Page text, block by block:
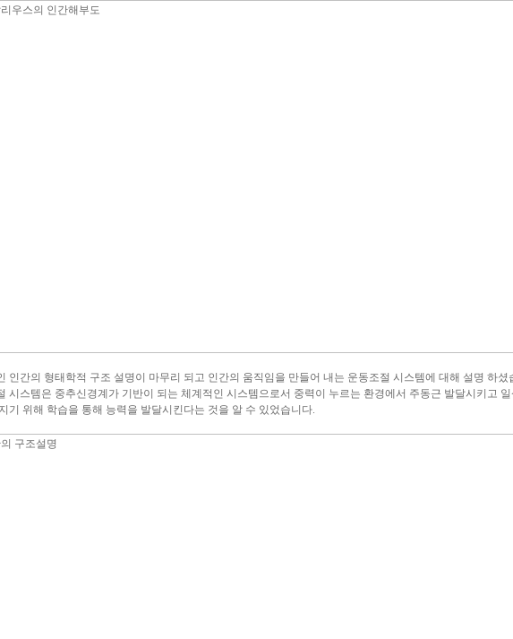
인간의 형태학적 구조 설명이 마무리 되고 인간의 움직임을 만들어 내는 운동조절 시스템에 대해 설명 하셨
시스템은 중추신경계가 기반이 되는 체계적인 시스템으로서 중력이 누르는 환경에서 주동근 발달시키고
기 위해 학습을 통해 능력을 발달시킨다는 것을 알 수 있었습니다.